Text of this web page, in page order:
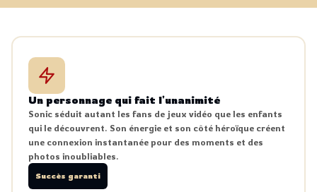
Un personnage qui fait l'unanimité
Sonic séduit autant les fans de jeux vidéo que les enfants
qui le découvrent. Son énergie et son côté héroïque créent
une connexion instantanée pour des moments et des
photos inoubliables.
Succès garanti